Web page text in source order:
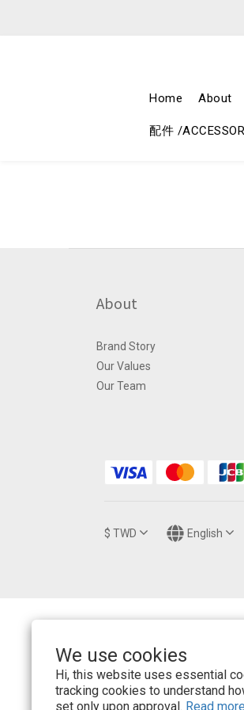
We use cookies
Hi, this website uses essential
tracking cookies to understand
set only upon approval. Read more
Home About
配件 /
About
Brand Story
Our Values
Our Team
$ TWD English